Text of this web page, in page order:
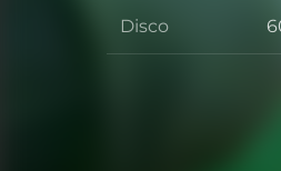
Disco